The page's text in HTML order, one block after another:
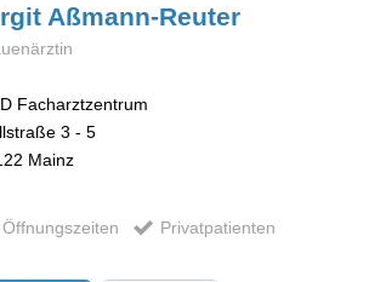
Aßmann-Reuter
Facharztzentrum
3 - 5
Mainz
Öffnungszeiten Privatpatienten